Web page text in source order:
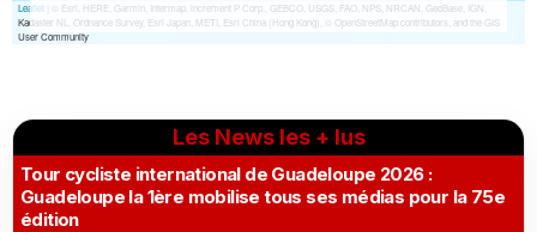
Les News les + lus
Tour cycliste international de Guadeloupe 2026 :
Guadeloupe la 1ère mobilise tous ses médias pour la 75e
édition